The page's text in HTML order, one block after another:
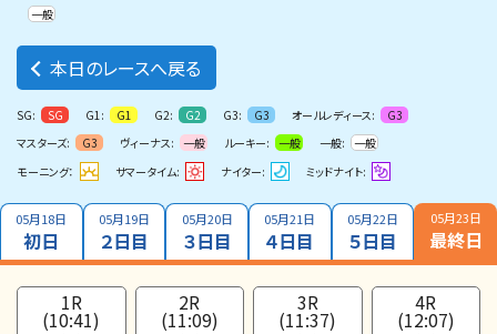
一般
本日のレースへ戻る
SG: SG G1: G1 G2: G2 G3: G3 オールレディース:
G3
マスターズ:
G3 ヴィーナス: 一般 ルーキー: 一般 一般: 一般
モーニング：
サマータイム: ナイター: ミッドナイト:
05月18日
初日
05月19日
２日目
05月20日
３日目
05月21日
４日目
05月22日
５日目
05月23日
最終日
1R
(10:41)
2R
(11:09)
3R
(11:37)
4R
(12:07)